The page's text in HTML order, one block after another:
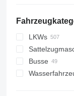
LKWs
Busse